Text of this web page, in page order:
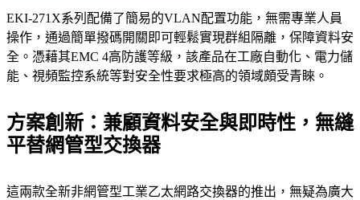
EKI-271X系列配備了簡易的VLAN配置功能，無需專業人員
操作，通過簡單撥碼開關即可輕鬆實現群組隔離，保障資料安
全。憑藉其EMC 4高防護等級，該產品在工廠自動化、電力儲
能、視頻監控系統等對安全性要求極高的領域頗受青睞。
方案創新：兼顧資料安全與即時性，無縫
平替網管型交換器
這兩款全新非網管型工業乙太網路交換器的推出，無疑為廣大